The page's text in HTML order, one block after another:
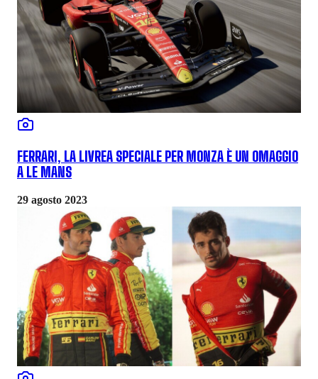
FERRARI, LA LIVREA SPECIALE PER MONZA È UN OMAGGIO
A LE MANS
29 agosto 2023